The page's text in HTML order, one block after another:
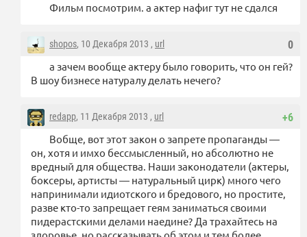
Фильм посмотрим. а актер нафиг тут не сдался
0
shopos, 10 Декабря 2013 , url
а зачем вообще актеру было говорить, что он гей?
В шоу бизнесе натуралу делать нечего?
+6
redapp, 11 Декабря 2013 , url
Вобще, вот этот закон о запрете пропаганды —
он, хотя и имхо бессмысленный, но абсолютно не
вредный для общества. Наши законодатели (актеры,
боксеры, артисты — натуральный цирк) много чего
напринимали идиотского и бредового, но простите,
разве кто-то запрещает геям заниматься своими
пидерастскими делами наедине? Да трахайтесь на